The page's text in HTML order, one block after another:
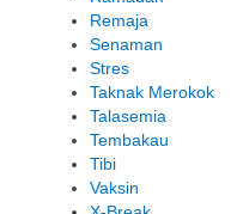
Remaja
Senaman
Stres
Taknak Merokok
Talasemia
Tembakau
Tibi
Vaksin